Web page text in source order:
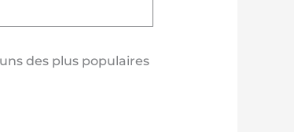
des plus populaires